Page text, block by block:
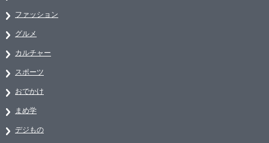
ファッション
グルメ
カルチャー
スポーツ
おでかけ
まめ学
デジもの